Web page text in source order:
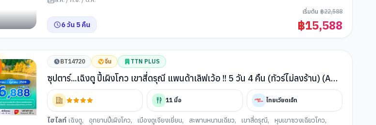
6 วัน 5 คืน
เริ่มต้น ฿22,588
฿15,588
BT14720 จีน TTN PLUS
ซุปตาร์...เฉิงตู ปี้เผิงโกว เขาสี่ดรุณี แพนด้าเลิฟเว้อ !! 5 วัน 4 คืน (ทัวร์ไม่ลงร้าน) (APR
- OCT 26) บินเย็น-กลับดึก
11 มื้อ ไทยเวียตเจ็ท
ไฮไลท์ เฉิงตู, อุทยานปี้เผิงโกว, เมืองตูเจียงเยี่ยน, สะพานหนานเฉียว, เขาสี่ดรุณี, หุบเขาซวงเฉียวโกว,